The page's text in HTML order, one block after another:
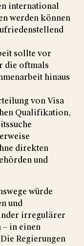
international
werden können
sollte vor
die oftmals
hinaus
von Visa
Qualifikation,
direkten
und
würde
und
irregulärer
in einen
Regierungen